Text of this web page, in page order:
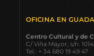
OFICINA EN
Centro Cultural y de
C/ Viña Mayor, s/n.
Tel.: + 34 680 19 49 47